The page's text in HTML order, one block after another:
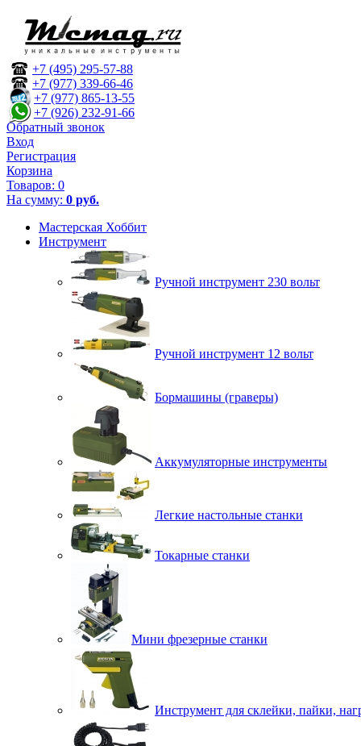
+7 (495) 295-57-88
+7 (977) 339-66-46
+7 (977) 865-13-55
+7 (926) 232-91-66
Обратный звонок
Вход
Регистрация
Корзина
Товаров: 0
На сумму: 0 руб.
Мастерская Хоббит
Инструмент
Ручной инструмент 230 вольт
Ручной инструмент 12 вольт
Бормашины (граверы)
Аккумуляторные инструменты
Легкие настольные станки
Токарные станки
Мини фрезерные станки
Инструмент для склейки, пайки,